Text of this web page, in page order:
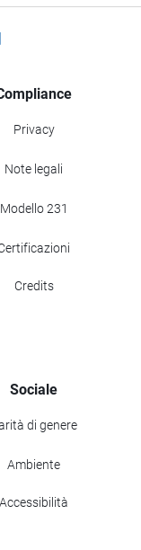
Privacy
Note legali
Modello 231
Credits
Sociale
di genere
Ambiente
Accessibilità